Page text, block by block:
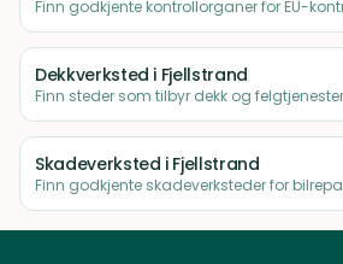
Finn godkjente kontrollorganer for EU-
Dekkverksted i Fjellstrand
Finn steder som tilbyr dekk og felgtjenester
Skadeverksted i Fjellstrand
Finn godkjente skadeverksteder for